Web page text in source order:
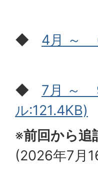
◆ 4月 ～
◆ 7月 ～
ル:121.4KB)
※前回から追
(2026年7月